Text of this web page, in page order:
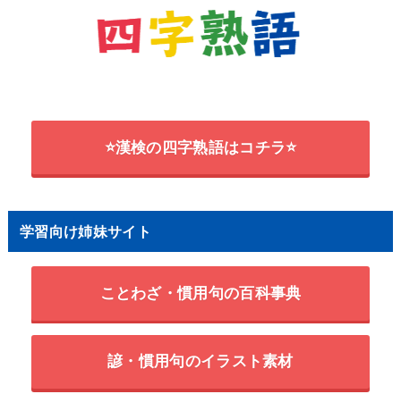
⭐漢検の四字熟語はコチラ⭐
学習向け姉妹サイト
ことわざ・慣用句の百科事典
諺・慣用句のイラスト素材